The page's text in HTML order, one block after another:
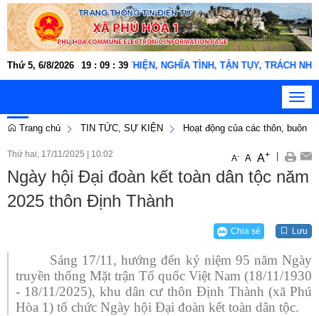
Thứ 5, 6/8/2026 19 : 09 : 40
1 "THÂN THIỆN, NGHĨA TÌNH, TẬN TỤY, TRÁCH NHIỆM, KỶ
Trang chủ
TIN TỨC, SỰ KIỆN Hoạt động của các thôn, buôn
Thứ hai, 17/11/2025 10:02 A- A A+
Ngày hội Đại đoàn kết toàn dân tộc năm
2025 thôn Định Thành
Chia sẻ Lưu
Sáng 17/11, hướng đến kỷ niệm 95 năm Ngày
truyền thống Mặt trận Tổ quốc Việt Nam (18/11/1930
- 18/11/2025), khu dân cư thôn Định Thành (xã Phú
Hòa 1) tổ chức Ngày hội Đại đoàn kết toàn dân tộc.